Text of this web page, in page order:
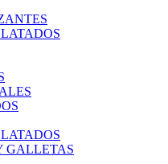
GALLETAS